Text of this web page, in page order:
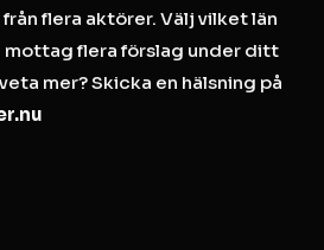
flera aktörer. Välj vilket län
mottag flera förslag under ditt
mer? Skicka en hälsning på